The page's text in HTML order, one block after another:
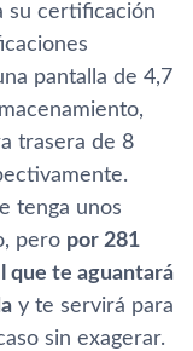
su certificación
pantalla de 4,7
trasera de 8
tenga unos
pero por 281
que te aguantará
y te servirá para
sin exagerar.